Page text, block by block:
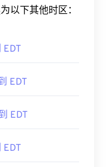
以下其他时区：
EDT
EDT
EDT
EDT